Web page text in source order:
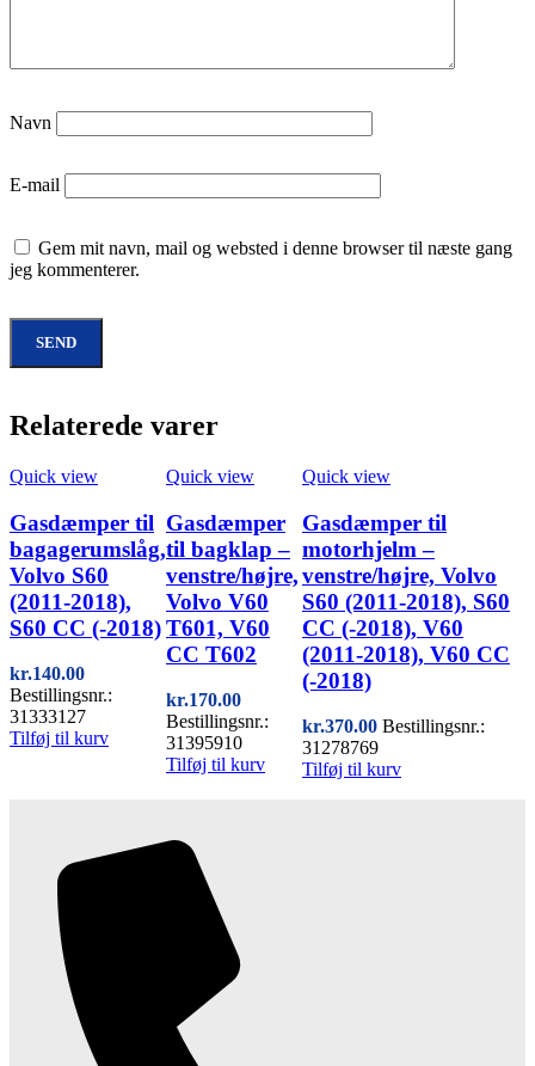
Navn
E-mail
Gem mit navn, mail og websted i denne browser til næste gang
jeg kommenterer.
Relaterede varer
Quick view
Gasdæmper til
bagagerumslåg,
Volvo S60
(2011-2018),
S60 CC (-2018)
kr.140.00
Bestillingsnr.:
31333127
Tilføj til kurv
Quick view
Gasdæmper
til bagklap –
venstre/højre,
Volvo V60
T601, V60
CC T602
kr.170.00
Bestillingsnr.:
31395910
Tilføj til kurv
Quick view
Gasdæmper til
motorhjelm –
venstre/højre, Volvo
S60 (2011-2018), S60
CC (-2018), V60
(2011-2018), V60 CC
(-2018)
kr.370.00 Bestillingsnr.:
31278769
Tilføj til kurv